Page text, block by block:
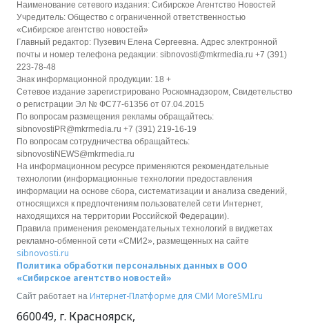
Наименование сетевого издания: Сибирское Агентство Новостей
Учредитель: Общество с ограниченной ответственностью
«Сибирское агентство новостей»
Главный редактор: Пузевич Елена Сергеевна. Адрес электронной
почты и номер телефона редакции: sibnovosti@mkrmedia.ru +7 (391)
223-78-48
Знак информационной продукции: 18 +
Сетевое издание зарегистрировано Роскомнадзором, Свидетельство
о регистрации Эл № ФС77-61356 от 07.04.2015
По вопросам размещения рекламы обращайтесь:
sibnovostiPR@mkrmedia.ru +7 (391) 219-16-19
По вопросам сотрудничества обращайтесь:
sibnovostiNEWS@mkrmedia.ru
На информационном ресурсе применяются рекомендательные
технологии (информационные технологии предоставления
информации на основе сбора, систематизации и анализа сведений,
относящихся к предпочтениям пользователей сети Интернет,
находящихся на территории Российской Федерации).
Правила применения рекомендательных технологий в виджетах
рекламно-обменной сети «СМИ2», размещенных на сайте
sibnovosti.ru
Политика обработки персональных данных в ООО
«Сибирское агентство новостей»
Сайт работает на Интернет-Платформе для СМИ MoreSMI.ru
660049, г. Красноярск,